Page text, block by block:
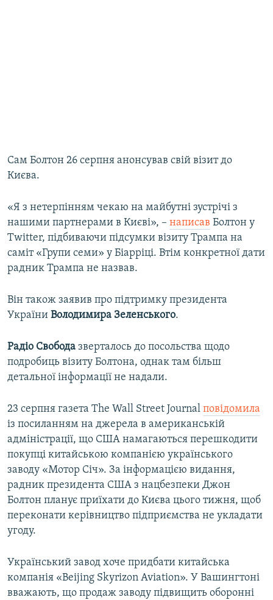
Cам Болтон 26 серпня анонсував свій візит до
Києва.
«Я з нетерпінням чекаю на майбутні зустрічі з
нашими партнерами в Києві», – написав Болтон у
Twitter, підбиваючи підсумки візиту Трампа на
саміт «Групи семи» у Біарріці. Втім конкретної дати
радник Трампа не назвав.
Він також заявив про підтримку президента
України Володимира Зеленського.
Радіо Свобода зверталось до посольства щодо
подробиць візиту Болтона, однак там більш
детальної інформації не надали.
23 серпня газета The Wall Street Journal повідомила
із посиланням на джерела в американській
адміністрації, що США намагаються перешкодити
покупці китайською компанією українського
заводу «Мотор Січ». За інформацією видання,
радник президента США з нацбезпеки Джон
Болтон планує приїхати до Києва цього тижня, щоб
переконати керівництво підприємства не укладати
угоду.
Український завод хоче придбати китайська
компанія «Beijing Skyrizon Aviation». У Вашингтоні
вважають, що продаж заводу підвищить оборонні